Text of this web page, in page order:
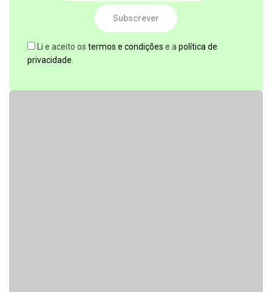
Subscrever
Li e aceito os termos e condições e a política de
privacidade